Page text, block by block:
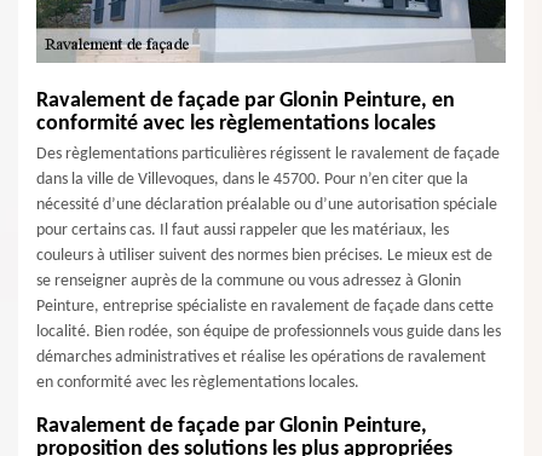
Ravalement de façade par Glonin Peinture, en
conformité avec les règlementations locales
Des règlementations particulières régissent le ravalement de façade
dans la ville de Villevoques, dans le 45700. Pour n’en citer que la
nécessité d’une déclaration préalable ou d’une autorisation spéciale
pour certains cas. Il faut aussi rappeler que les matériaux, les
couleurs à utiliser suivent des normes bien précises. Le mieux est de
se renseigner auprès de la commune ou vous adressez à Glonin
Peinture, entreprise spécialiste en ravalement de façade dans cette
localité. Bien rodée, son équipe de professionnels vous guide dans les
démarches administratives et réalise les opérations de ravalement
en conformité avec les règlementations locales.
Ravalement de façade par Glonin Peinture,
proposition des solutions les plus appropriées